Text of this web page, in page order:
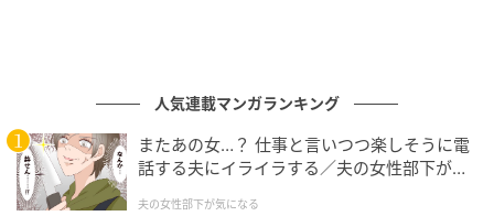
人気連載マンガランキング
またあの女…？ 仕事と言いつつ楽しそうに電
話する夫にイライラする／夫の女性部下が気
夫の女性部下が気になる